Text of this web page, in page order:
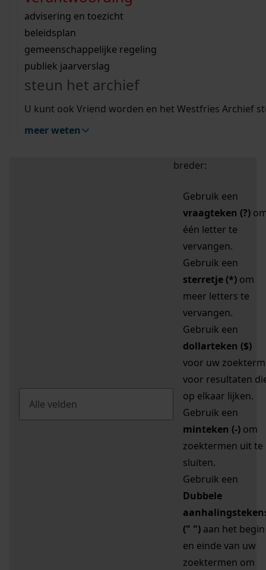
bouwvergunningen
omgevingsvergunningen
vergunningen
beeld en geluid
uitleg nodig?
Wij helpen u op weg met een aantal zoektips.
bekijk alle zoektips
Wij helpen u op weg met een aantal zoektips.
bekijk alle zoektips
bekijk ons geschiedenislokaal
advisering en toezicht
beleidsplan
gemeenschappelijke regeling
publiek jaarverslag
steun het archief
U kunt ook Vriend worden en het Westfries Archief
meer weten
zoektips
Mijn Studiezaal (inloggen)
uw zoekopdracht te
breder:
Gebruik een
vraagteken (?)
één letter te
vervangen.
Gebruik een
sterretje (*) om
meer letters te
vervangen.
Gebruik een
dollarteken ($)
voor uw zoekterm
voor resultaten
op elkaar lijken.
Gebruik een
minteken (-) om
zoektermen uit te
sluiten.
Gebruik een
Dubbele
(" ") aan het begin
en einde van uw
zoektermen om